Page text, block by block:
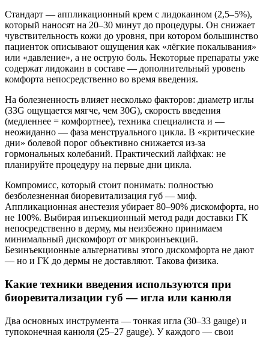
Стандарт — аппликационный крем с лидокаином (2,5–5%),
который наносят на 20–30 минут до процедуры. Он снижает
чувствительность кожи до уровня, при котором большинство
пациенток описывают ощущения как «лёгкие покалывания»
или «давление», а не острую боль. Некоторые препараты уже
содержат лидокаин в составе — дополнительный уровень
комфорта непосредственно во время введения.
На болезненность влияет несколько факторов: диаметр иглы
(33G ощущается мягче, чем 30G), скорость введения
(медленнее = комфортнее), техника специалиста и —
неожиданно — фаза менструального цикла. В «критические
дни» болевой порог объективно снижается из-за
гормональных колебаний. Практический лайфхак: не
планируйте процедуру на первые дни цикла.
Компромисс, который стоит понимать: полностью
безболезненная биоревитализация губ — миф.
Аппликационная анестезия убирает 80–90% дискомфорта, но
не 100%. Выбирая инъекционный метод ради доставки ГК
непосредственно в дерму, мы неизбежно принимаем
минимальный дискомфорт от микроинъекций.
Безинъекционные альтернативы этого дискомфорта не дают
— но и ГК до дермы не доставляют. Такова физика.
Какие техники введения используются при
биоревитализации губ — игла или канюля
Два основных инструмента — тонкая игла (30–33 gauge) и
тупоконечная канюля (25–27 gauge). У каждого — свои